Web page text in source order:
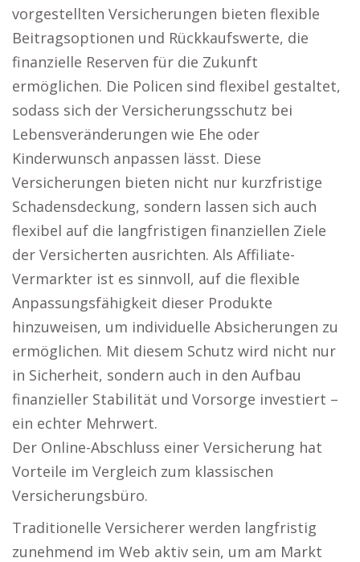
vorgestellten Versicherungen bieten flexible
Beitragsoptionen und Rückkaufswerte, die
finanzielle Reserven für die Zukunft
ermöglichen. Die Policen sind flexibel gestaltet,
sodass sich der Versicherungsschutz bei
Lebensveränderungen wie Ehe oder
Kinderwunsch anpassen lässt. Diese
Versicherungen bieten nicht nur kurzfristige
Schadensdeckung, sondern lassen sich auch
flexibel auf die langfristigen finanziellen Ziele
der Versicherten ausrichten. Als Affiliate-
Vermarkter ist es sinnvoll, auf die flexible
Anpassungsfähigkeit dieser Produkte
hinzuweisen, um individuelle Absicherungen zu
ermöglichen. Mit diesem Schutz wird nicht nur
in Sicherheit, sondern auch in den Aufbau
finanzieller Stabilität und Vorsorge investiert –
ein echter Mehrwert.
Der Online-Abschluss einer Versicherung hat
Vorteile im Vergleich zum klassischen
Versicherungsbüro.
Traditionelle Versicherer werden langfristig
zunehmend im Web aktiv sein, um am Markt